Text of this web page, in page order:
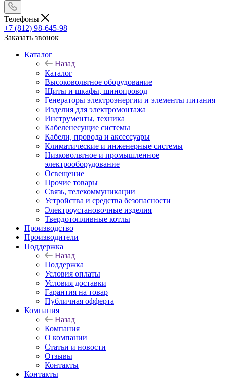
Телефоны
+7 (812) 98-645-98
Заказать звонок
Каталог
Назад
Каталог
Высоковольтное оборудование
Щиты и шкафы, шинопровод
Генераторы электроэнергии и элементы питания
Изделия для электромонтажа
Инструменты, техника
Кабеленесущие системы
Кабели, провода и аксессуары
Климатические и инженерные системы
Низковольтное и промышленное
электрооборудование
Освещение
Прочие товары
Связь, телекоммуникации
Устройства и средства безопасности
Электроустановочные изделия
Твердотопливные котлы
Производство
Производители
Поддержка
Назад
Поддержка
Условия оплаты
Условия доставки
Гарантия на товар
Публичная офферта
Компания
Назад
Компания
О компании
Статьи и новости
Отзывы
Контакты
Контакты